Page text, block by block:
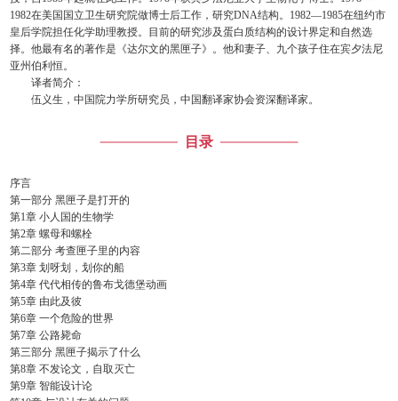
1982在美国国立卫生研究院做博士后工作，研究DNA结构。1982—1985在纽约市
皇后学院担任化学助理教授。目前的研究涉及蛋白质结构的设计界定和自然选
择。他最有名的著作是《达尔文的黑匣子》。他和妻子、九个孩子住在宾夕法尼
亚州伯利恒。
译者简介：
伍义生，中国院力学所研究员，中国翻译家协会资深翻译家。
目录
序言
第一部分 黑匣子是打开的
第1章 小人国的生物学
第2章 螺母和螺栓
第二部分 考查匣子里的内容
第3章 划呀划，划你的船
第4章 代代相传的鲁布戈德堡动画
第5章 由此及彼
第6章 一个危险的世界
第7章 公路毙命
第三部分 黑匣子揭示了什么
第8章 不发论文，自取灭亡
第9章 智能设计论